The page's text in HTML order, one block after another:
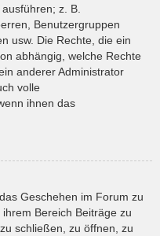
z. B.
Benutzergruppen
usw. Die Rechte, die ein
abhängig, welche Rechte
anderer Administrator
volle
ihnen das
Geschehen im Forum zu
Bereich Beiträge zu
schließen, zu öffnen, zu